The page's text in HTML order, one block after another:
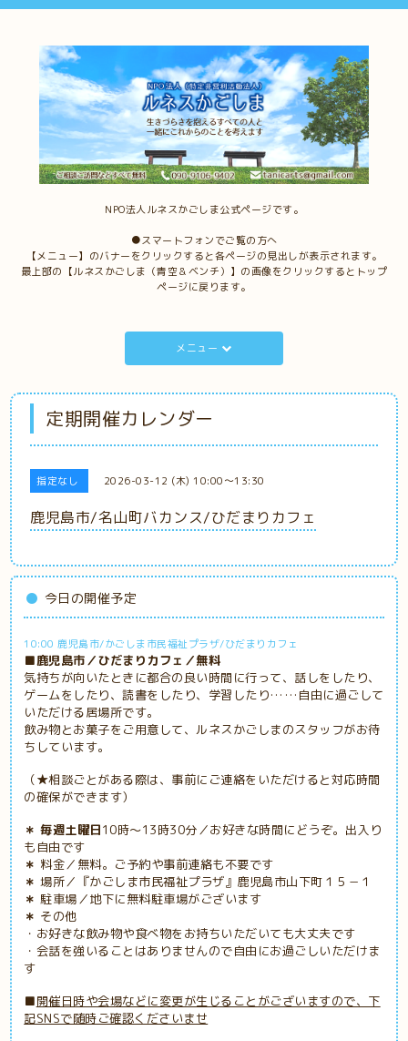
NPO法人ルネスかごしま公式ページです。
●スマートフォンでご覧の方へ
【メニュー】のバナーをクリックすると各ページの見出しが表示されます。
最上部の【ルネスかごしま（青空＆ベンチ）】の画像をクリックするとトップ
ページに戻ります。
メニュー
定期開催カレンダー
指定なし 2026-03-12 (木) 10:00～13:30
鹿児島市/名山町バカンス/ひだまりカフェ
今日の開催予定
10:00 鹿児島市/かごしま市民福祉プラザ/ひだまりカフェ
■鹿児島市／ひだまりカフェ／無料
気持ちが向いたときに都合の良い時間に行って、話しをしたり、
ゲームをしたり、読書をしたり、学習したり……自由に過ごして
いただける居場所です。
飲み物とお菓子をご用意して、ルネスかごしまのスタッフがお待
ちしています。
（★相談ごとがある際は、事前にご連絡をいただけると対応時間
の確保ができます）
＊ 毎週土曜日10時～13時30分／お好きな時間にどうぞ。出入り
も自由です
＊ 料金／無料。ご予約や事前連絡も不要です
＊ 場所／『かごしま市民福祉プラザ』鹿児島市山下町１５－１
＊ 駐車場／地下に無料駐車場がございます
＊ その他
・お好きな飲み物や食べ物をお持ちいただいても大丈夫です
・会話を強いることはありませんので自由にお過ごしいただけま
す
■開催日時や会場などに変更が生じることがございますので、下
記SNSで随時ご確認くださいませ